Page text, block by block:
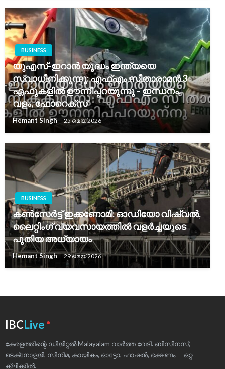
BUSINESS
യുഎസ്-ഇറാൻ യുദ്ധം ഇന്ത്യയെ
സ്വാധീനിക്കുന്നു: എഫ്എം സീതാരാമൻ 3
എഫുകളിൽ ഊന്നിപ്പറയുന്നു – ഇന്ധനം,
വളം, ഫോറെക്സ്
Hemant Singh 25 മെയ്‌ 2026
BUSINESS
കൺസേർട്ട് ഇക്കണോമി: ഓഡിയോ വിഷ്വൽ,
ലൈറ്റിംഗ് വ്യവസായത്തിൽ വളർച്ചയുടെ
പുതിയ അധ്യായം
Hemant Singh 29 മെയ്‌ 2026
IBCLive ●
കേരളത്തിന്റെ ഡിജിറ്റൽ Malayalam വാർത്ത വേദി. ബിസിനസ്,
ടെക്‌നോളജി, സിനിമ, കായികം, ഓട്ടോ, ഫാഷൻ, ഭക്ഷണം — ഒറ്റ
ക്ലിക്കിൽ.